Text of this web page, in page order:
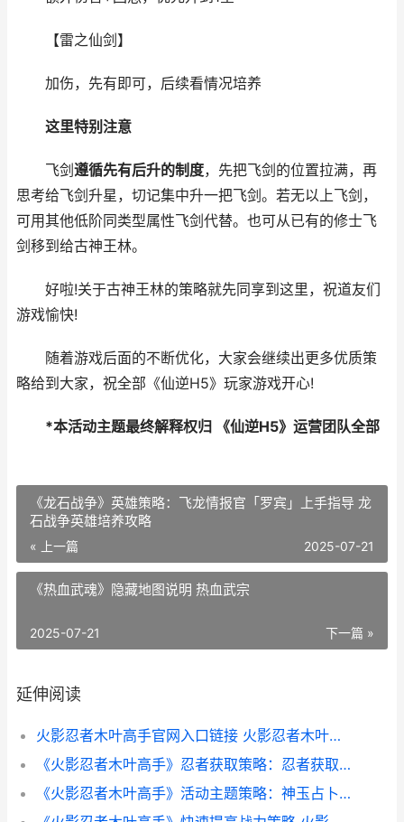
【雷之仙剑】
加伤，先有即可，后续看情况培养
这里特别注意
飞剑 遵循先有后升的制度，先把飞剑的位置拉满，再
思考给飞剑升星，切记集中升一把飞剑。若无以上飞剑，
可用其他低阶同类型属性飞剑代替。也可从已有的修士飞
剑移到给古神王林。
好啦!关于古神王林的策略就先同享到这里，祝道友们
游戏愉快!
随着游戏后面的不断优化，大家会继续出更多优质策
略给到大家，祝全部《仙逆H5》玩家游戏开心!
*本活动主题最终解释权归 《仙逆H5》运营团队全部
《龙石战争》英雄策略：飞龙情报官「罗宾」上手指导 龙
石战争英雄培养攻略
« 上一篇 2025-07-21
《热血武魂》隐藏地图说明 热血武宗
下一篇 »
2025-07-21
延伸阅读
火影忍者木叶高手官网入口链接 火影忍者木叶高手怎么样
《火影忍者木叶高手》忍者获取策略：忍者获取方式盘点 火影忍者木叶高手什么时候上线
《火影忍者木叶高手》活动主题策略：神玉占卜和九尾挑战 火影忍者木叶f4集体复活是哪一集